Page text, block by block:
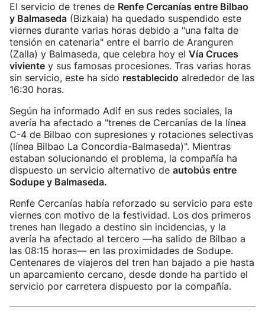
El servicio de trenes de Renfe Cercanías entre Bilbao
y Balmaseda (Bizkaia) ha quedado suspendido este
viernes durante varias horas debido a "una falta de
tensión en catenaria" entre el barrio de Aranguren
(Zalla) y Balmaseda, que celebra hoy el Vía Cruces
viviente y sus famosas procesiones. Tras varias horas
sin servicio, este ha sido restablecido alrededor de las
16:30 horas.
Según ha informado Adif en sus redes sociales, la
avería ha afectado a "trenes de Cercanías de la línea
C-4 de Bilbao con supresiones y rotaciones selectivas
(línea Bilbao La Concordia-Balmaseda)". Mientras
estaban solucionando el problema, la compañía ha
dispuesto un servicio alternativo de autobús entre
Sodupe y Balmaseda.
Renfe Cercanías había reforzado su servicio para este
viernes con motivo de la festividad. Los dos primeros
trenes han llegado a destino sin incidencias, y la
avería ha afectado al tercero —ha salido de Bilbao a
las 08:15 horas— en las proximidades de Sodupe.
Centenares de viajeros del tren han bajado a pie hasta
un aparcamiento cercano, desde donde ha partido el
servicio por carretera dispuesto por la compañía.